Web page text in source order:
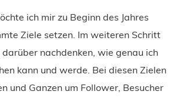
ich mir zu Beginn des Jahres
Ziele setzen. Im weiteren Schritt
nachdenken, wie genau ich
kann und werde. Bei diesen Zielen
und Ganzen um Follower, Besucher